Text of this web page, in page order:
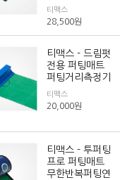
티맥스
28,500원
티맥스 - 드림펏
전용 퍼팅매트
퍼팅거리측정기
티맥스
20,000원
티맥스 - 투퍼팅
프로 퍼팅매트
무한반복퍼팅연